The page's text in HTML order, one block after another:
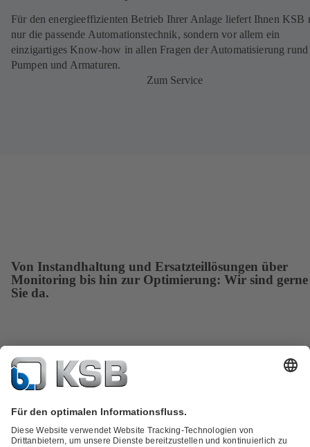
Für den energieeffizienten Betrieb Ihrer Anlage liefert Ihnen KSB
nur die passende Automationstechnik, sondern vor allem ein
einzigartiges Know-how in allen Fragen der Automatisierung rund
Pumpen und Armaturen.
Zum Service
Von Instandhaltung und Ersatzteillösungen über
Monitoring bis hin zur Optimierung: Wir sind
Sie da.